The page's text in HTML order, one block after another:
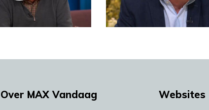
Over MAX Vandaag Websites